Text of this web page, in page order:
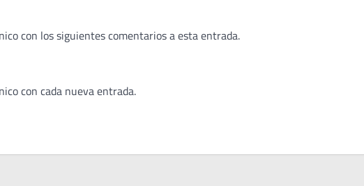
con los siguientes comentarios a esta entrada.
con cada nueva entrada.